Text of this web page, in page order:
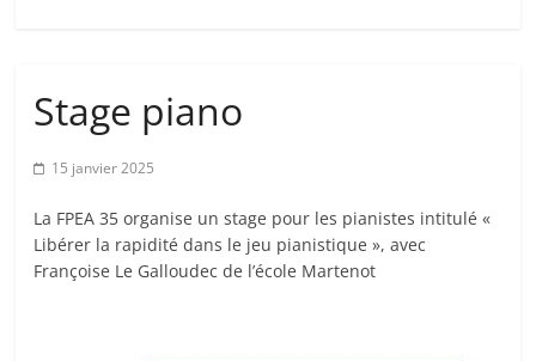
Stage piano
15 janvier 2025
La FPEA 35 organise un stage pour les pianistes intitulé «
Libérer la rapidité dans le jeu pianistique », avec
Françoise Le Galloudec de l’école Martenot